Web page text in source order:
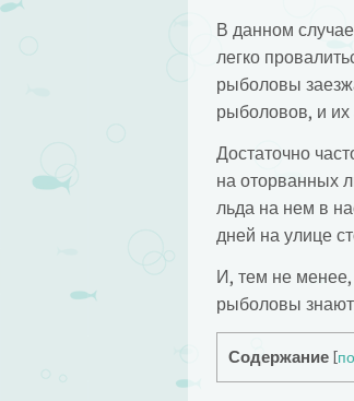
В данном
легко
рыболовы
рыболовов, и их
Достаточно
на оторванных
льда на нем в
дней на улице
И, тем не
рыболовы
Содержание [